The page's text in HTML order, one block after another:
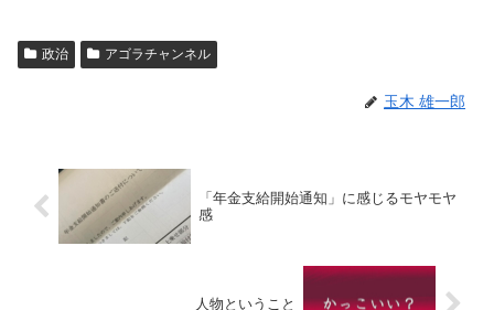
政治 アゴラチャンネル
玉木 雄一郎
「年金支給開始通知」に感じるモヤモヤ
感
人物ということ